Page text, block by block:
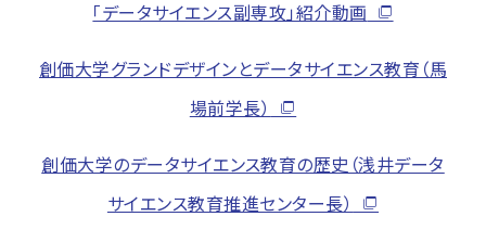
「データサイエンス副専攻」紹介動画
創価大学グランドデザインとデータサイエンス教育（馬
場前学長）
創価大学のデータサイエンス教育の歴史（浅井データ
サイエンス教育推進センター長）